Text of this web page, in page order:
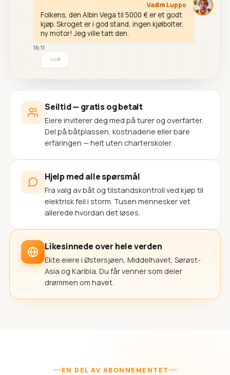
Vadim Luppo
Folkens, den Albin Vega til 5000 € er et godt
kjøp. Skroget er i god stand, ingen kjølbolter,
ny motor! Jeg ville tatt den.
16:11
Seiltid — gratis og betalt
Eiere inviterer deg med på turer og overfarter.
Del på båtplassen, kostnadene eller bare
erfaringen — helt uten charterskoler.
Hjelp med alle spørsmål
Fra valg av båt og tilstandskontroll ved kjøp til
elektrisk feil i storm. Tusen mennesker vet
allerede hvordan det løses.
Likesinnede over hele verden
Ekte eiere i Østersjøen, Middelhavet, Sørøst-
Asia og Karibia. Du får venner som deler
drømmen om havet.
EN DEL AV ABONNEMENTET